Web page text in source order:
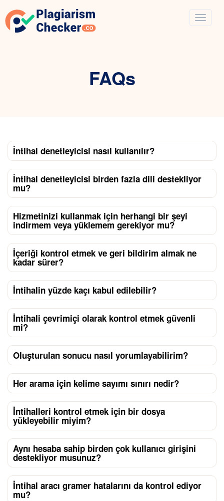
FAQs
İntihal denetleyicisi nasıl kullanılır?
İntihal denetleyicisi birden fazla dili destekliyor
mu?
Hizmetinizi kullanmak için herhangi bir şeyi
indirmem veya yüklemem gerekiyor mu?
İçeriği kontrol etmek ve geri bildirim almak ne
kadar sürer?
İntihalin yüzde kaçı kabul edilebilir?
İntihali çevrimiçi olarak kontrol etmek güvenli
mi?
Oluşturulan sonucu nasıl yorumlayabilirim?
Her arama için kelime sayımı sınırı nedir?
İntihalleri kontrol etmek için bir dosya
yükleyebilir miyim?
Aynı hesaba sahip birden çok kullanıcı girişini
destekliyor musunuz?
İntihal aracı gramer hatalarını da kontrol ediyor
mu?